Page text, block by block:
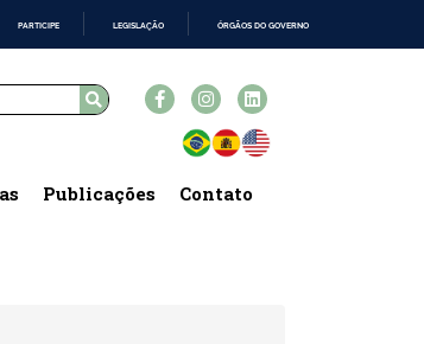
PARTICIPE LEGISLAÇÃO ÓRGÃOS DO GOVERNO
Publicações Contato